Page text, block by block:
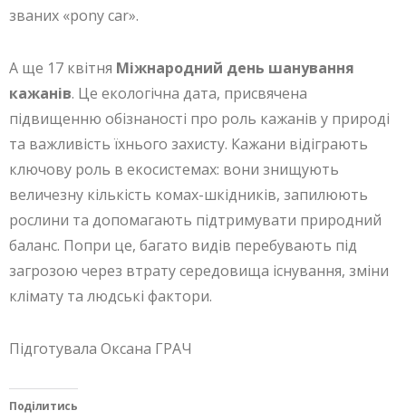
званих «pony car».
А ще 17 квітня Міжнародний день шанування
кажанів. Це екологічна дата, присвячена
підвищенню обізнаності про роль кажанів у природі
та важливість їхнього захисту. Кажани відіграють
ключову роль в екосистемах: вони знищують
величезну кількість комах-шкідників, запилюють
рослини та допомагають підтримувати природний
баланс. Попри це, багато видів перебувають під
загрозою через втрату середовища існування, зміни
клімату та людські фактори.
Підготувала Оксана ГРАЧ
Поділитись